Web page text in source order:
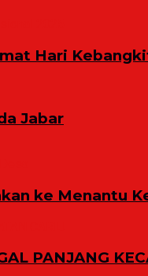
Hari
Jabar
ke Menantu
PANJANG